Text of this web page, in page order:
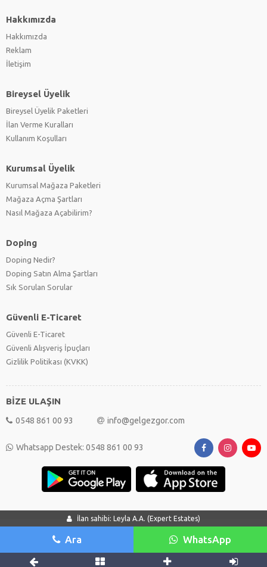
İlan sahibi: Leyla A.A. (Expert Estates)
Ara WhatsApp
Hakkımızda
Hakkımızda
Reklam
İletişim
Bireysel Üyelik
Bireysel Üyelik Paketleri
İlan Verme Kuralları
Kullanım Koşulları
Kurumsal Üyelik
Kurumsal Mağaza Paketleri
Mağaza Açma Şartları
Nasıl Mağaza Açabilirim?
Doping
Doping Nedir?
Doping Satın Alma Şartları
Sık Sorulan Sorular
Güvenli E-Ticaret
Güvenli E-Ticaret
Güvenli Alışveriş İpuçları
Gizlilik Politikası (KVKK)
BİZE ULAŞIN
0548 861 00 93 info@gelgezgor.com
Whatsapp Destek: 0548 861 00 93